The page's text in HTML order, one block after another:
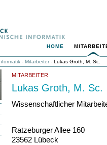
HOME
- Mitarbeiter- Lukas Groth, M. Sc.
MITARBEITER
Lukas Groth, M. Sc.
Wissenschaftlicher
Ratzeburger Allee 160
23562 Lübeck